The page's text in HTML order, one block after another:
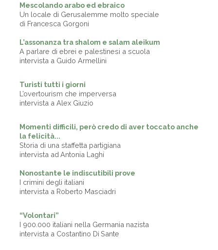
Mescolando arabo ed ebraico
Un locale di Gerusalemme molto speciale
di Francesca Gorgoni
L’assonanza tra shalom e salam aleikum
A parlare di ebrei e palestinesi a scuola
intervista a Guido Armellini
Turisti tutti i giorni
L’overtourism che imperversa
intervista a Alex Giuzio
Momenti difficili, però credo di aver toccato anche
la felicità...
Storia di una staffetta partigiana
intervista ad Antonia Laghi
Nonostante le indiscutibili prove
I crimini degli italiani
intervista a Roberto Masciadri
“Volontari”
I 900.000 italiani nella Germania nazista
intervista a Costantino Di Sante